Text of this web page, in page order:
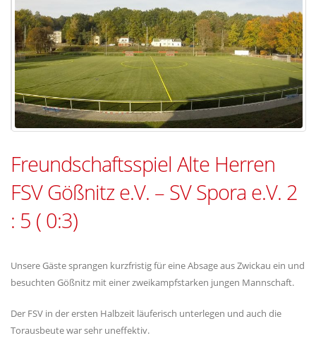
Freundschaftsspiel Alte Herren
FSV Gößnitz e.V. – SV Spora e.V. 2
: 5 ( 0:3)
Unsere Gäste sprangen kurzfristig für eine Absage aus Zwickau ein und
besuchten Gößnitz mit einer zweikampfstarken jungen Mannschaft.
Der FSV in der ersten Halbzeit läuferisch unterlegen und auch die
Torausbeute war sehr uneffektiv.